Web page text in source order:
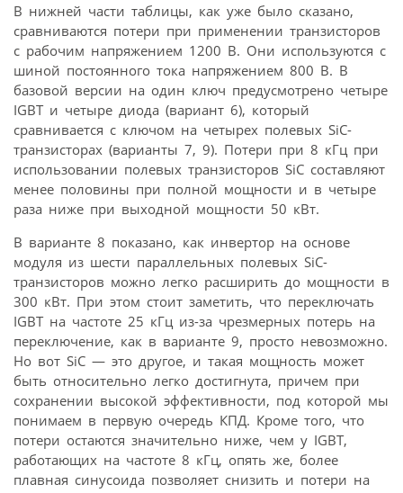
В нижней части таблицы, как уже было сказано,
сравниваются потери при применении транзисторов
с рабочим напряжением 1200 В. Они используются с
шиной постоянного тока напряжением 800 В. В
базовой версии на один ключ предусмотрено четыре
IGBT и четыре диода (вариант 6), который
сравнивается с ключом на четырех полевых SiC-
транзисторах (варианты 7, 9). Потери при 8 кГц при
использовании полевых транзисторов SiC составляют
менее половины при полной мощности и в четыре
раза ниже при выходной мощности 50 кВт.
В варианте 8 показано, как инвертор на основе
модуля из шести параллельных полевых SiC-
транзисторов можно легко расширить до мощности в
300 кВт. При этом стоит заметить, что переключать
IGBT на частоте 25 кГц из-за чрезмерных потерь на
переключение, как в варианте 9, просто невозможно.
Но вот SiC — это другое, и такая мощность может
быть относительно легко достигнута, причем при
сохранении высокой эффективности, под которой мы
понимаем в первую очередь КПД. Кроме того, что
потери остаются значительно ниже, чем у IGBT,
работающих на частоте 8 кГц, опять же, более
плавная синусоида позволяет снизить и потери на